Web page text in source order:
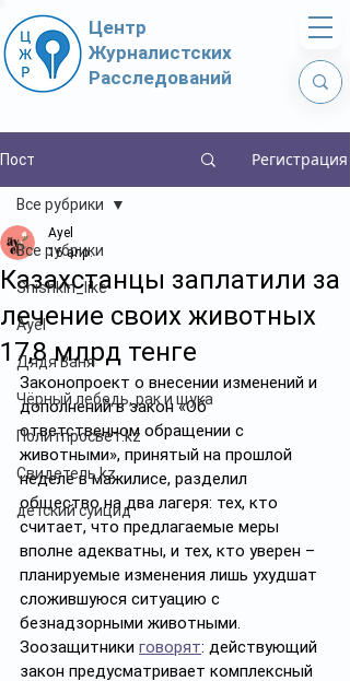
Центр
Журналистских
Расследований
Пост Регистрация
Все рубрики
Shishkin_like
Ayel
Дядя Ваня
Чёрный лебедь, рак и щука
Политпросвет.kz
Свидетель.kz
детский суицид
Все рубрики
Казахстанцы заплатили за
лечение своих животных
17,8 млрд тенге
Ayel
16 апр.
Законопроект о внесении изменений и
дополнений в закон «Об
ответственном обращении с
животными», принятый на прошлой
неделе в мажилисе, разделил
общество на два лагеря: тех, кто
считает, что предлагаемые меры
вполне адекватны, и тех, кто уверен –
планируемые изменения лишь ухудшат
сложившуюся ситуацию с
безнадзорными животными.
Зоозащитники говорят: действующий
закон предусматривает комплексный